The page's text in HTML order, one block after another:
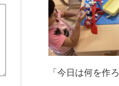
「今日は何を作